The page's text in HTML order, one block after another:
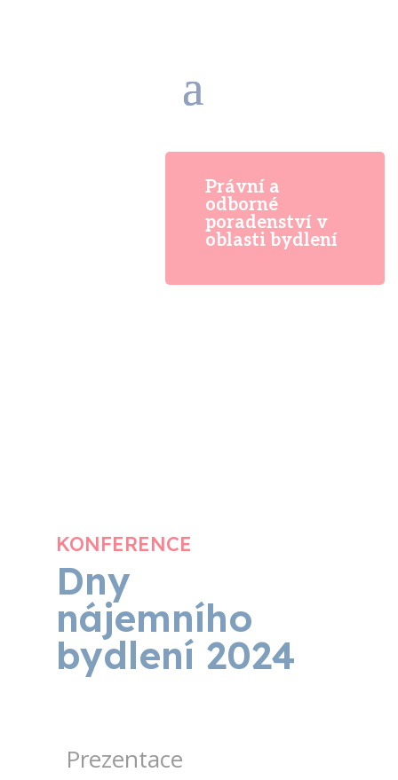
Právní a
odborné
poradenství v
oblasti bydlení
KONFERENCE
Dny
nájemního
bydlení 2024
Prezentace